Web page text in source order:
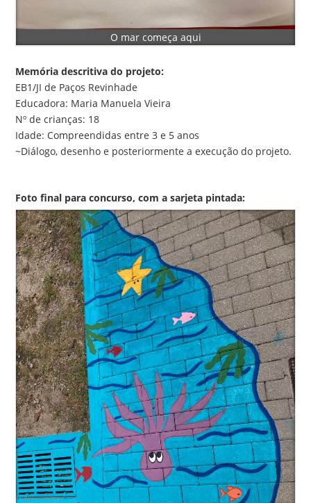
O mar começa aqui
Memória descritiva do projeto:
EB1/JI de Paços Revinhade
Educadora: Maria Manuela Vieira
Nº de crianças: 18
Idade: Compreendidas entre 3 e 5 anos
~Diálogo, desenho e posteriormente a execução do projeto.
Foto final para concurso, com a sarjeta pintada: